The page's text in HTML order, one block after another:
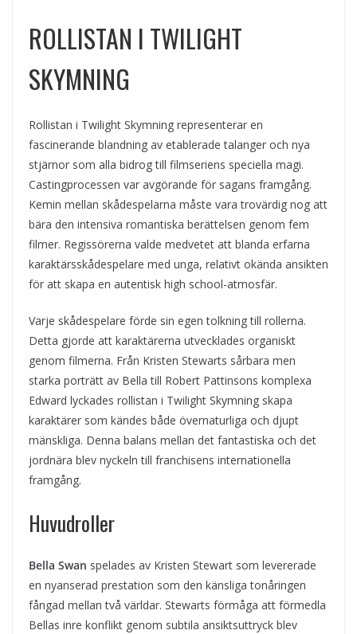
ROLLISTAN I TWILIGHT
SKYMNING
Rollistan i Twilight Skymning representerar en
fascinerande blandning av etablerade talanger och nya
stjärnor som alla bidrog till filmseriens speciella magi.
Castingprocessen var avgörande för sagans framgång.
Kemin mellan skådespelarna måste vara trovärdig nog att
bära den intensiva romantiska berättelsen genom fem
filmer. Regissörerna valde medvetet att blanda erfarna
karaktärsskådespelare med unga, relativt okända ansikten
för att skapa en autentisk high school-atmosfär.
Varje skådespelare förde sin egen tolkning till rollerna.
Detta gjorde att karaktärerna utvecklades organiskt
genom filmerna. Från Kristen Stewarts sårbara men
starka porträtt av Bella till Robert Pattinsons komplexa
Edward lyckades rollistan i Twilight Skymning skapa
karaktärer som kändes både övernaturliga och djupt
mänskliga. Denna balans mellan det fantastiska och det
jordnära blev nyckeln till franchisens internationella
framgång.
Huvudroller
Bella Swan spelades av Kristen Stewart som levererade
en nyanserad prestation som den känsliga tonåringen
fångad mellan två världar. Stewarts förmåga att förmedla
Bellas inre konflikt genom subtila ansiktsuttryck blev